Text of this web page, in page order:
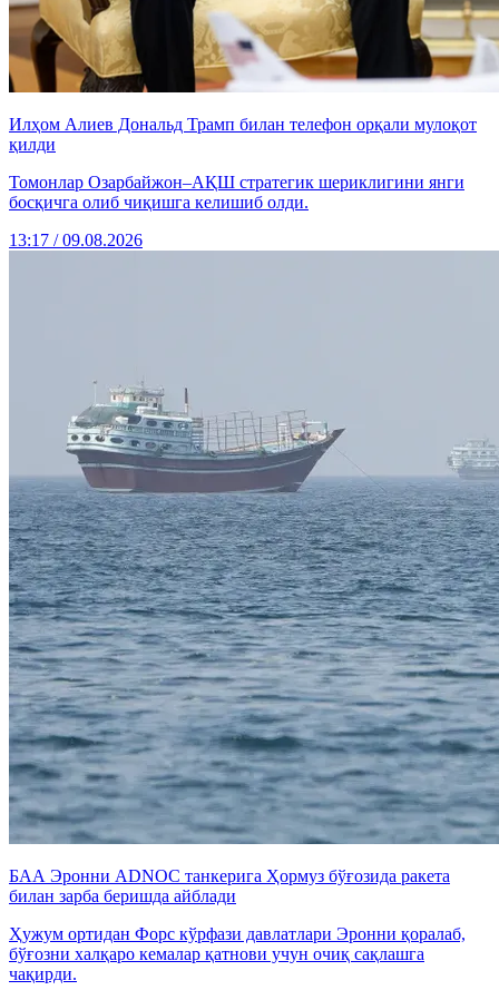
Илҳом Алиев Дональд Трамп билан телефон орқали мулоқот
қилди
Томонлар Озарбайжон–АҚШ стратегик шериклигини янги
босқичга олиб чиқишга келишиб олди.
13:17 / 09.08.2026
БАА Эронни ADNOC танкерига Ҳормуз бўғозида ракета
билан зарба беришда айблади
Ҳужум ортидан Форс кўрфази давлатлари Эронни қоралаб,
бўғозни халқаро кемалар қатнови учун очиқ сақлашга
чақирди.